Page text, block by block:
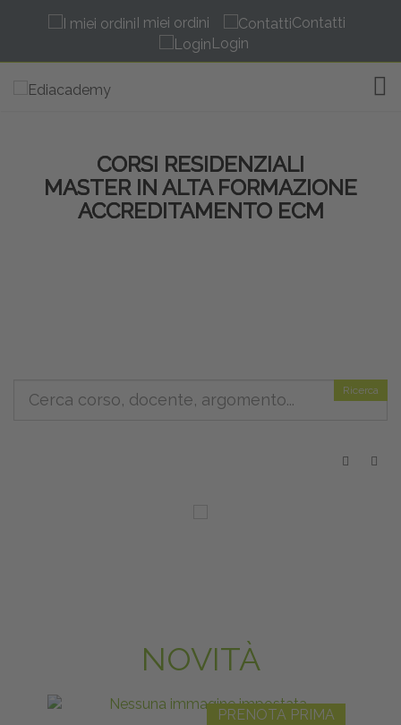
I miei ordini
Contatti
Login
CORSI RESIDENZIALI
MASTER IN ALTA FORMAZIONE
ACCREDITAMENTO ECM
Ricerca
NOVITÀ
PRENOTA PRIMA